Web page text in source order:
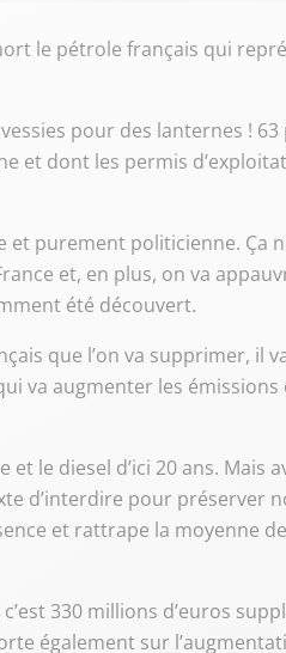
le pétrole français qui
pour des lanternes !
et dont les permis
purement politicienne. Ça
et, en plus, on va
été découvert.
que l’on va supprimer, il
va augmenter les
et le diesel d’ici 20 ans. Mais
d’interdire pour préserver
et rattrape la moyenne
330 millions d’euros
également sur